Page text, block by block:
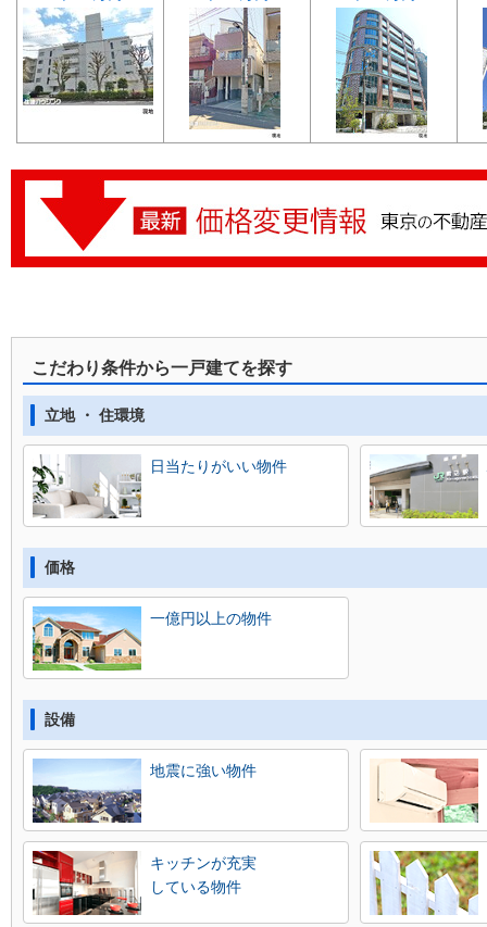
こだわり条件から一戸建てを探す
立地 ・ 住環境
日当たりがいい物件
価格
一億円以上の物件
設備
地震に強い物件
キッチンが充実
している物件